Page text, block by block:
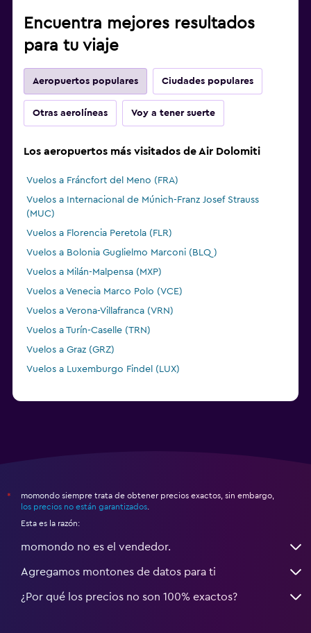
Encuentra mejores resultados
para tu viaje
Aeropuertos populares Ciudades populares
Otras aerolíneas Voy a tener suerte
Los aeropuertos más visitados de Air Dolomiti
Vuelos a Fráncfort del Meno (FRA)
Vuelos a Internacional de Múnich-Franz Josef Strauss
(MUC)
Vuelos a Florencia Peretola (FLR)
Vuelos a Bolonia Guglielmo Marconi (BLQ)
Vuelos a Milán-Malpensa (MXP)
Vuelos a Venecia Marco Polo (VCE)
Vuelos a Verona-Villafranca (VRN)
Vuelos a Turín-Caselle (TRN)
Vuelos a Graz (GRZ)
Vuelos a Luxemburgo Findel (LUX)
*
momondo siempre trata de obtener precios exactos, sin embargo,
los precios no están garantizados
Esta es la razón:
momondo no es el vendedor.
Agregamos montones de datos para ti
¿Por qué los precios no son 100% exactos?